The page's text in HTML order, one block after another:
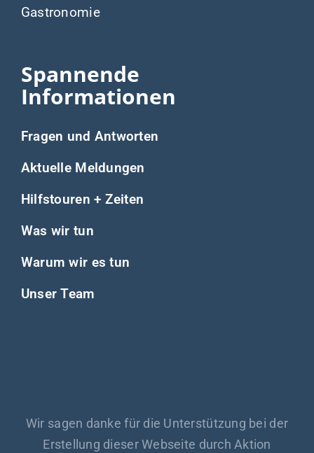
Gastronomie
Spannende
Informationen
Fragen und Antworten
Aktuelle Meldungen
Hilfstouren + Zeiten
Was wir tun
Warum wir es tun
Unser Team
Wir sagen danke für die Unterstützung bei der
Erstellung dieser Webseite durch Aktion